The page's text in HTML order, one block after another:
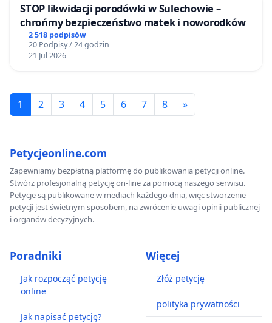
STOP likwidacji porodówki w Sulechowie –
chrońmy bezpieczeństwo matek i noworodków
2 518 podpisów
20 Podpisy / 24 godzin
21 Jul 2026
1 2 3 4 5 6 7 8 »
Petycjeonline.com
Zapewniamy bezpłatną platformę do publikowania petycji online.
Stwórz profesjonalną petycję on-line za pomocą naszego serwisu.
Petycje są publikowane w mediach każdego dnia, więc stworzenie
petycji jest świetnym sposobem, na zwrócenie uwagi opinii publicznej
i organów decyzyjnych.
Poradniki
Jak rozpocząć petycję
online
Jak napisać petycję?
Więcej
Złóż petycję
polityka prywatności